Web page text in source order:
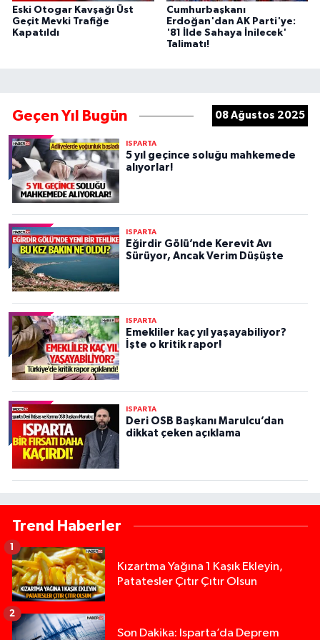
Eski Otogar Kavşağı Üst
Geçit Mevki Trafiğe
Kapatıldı
Cumhurbaşkanı
Erdoğan'dan AK Parti'ye:
'81 İlde Sahaya İnilecek'
Talimatı!
Geçen Yıl Bugün 08 Ağustos 2025
ISPARTA
5 yıl geçince soluğu mahkemede
alıyorlar!
ISPARTA
Eğirdir Gölü’nde Kerevit Avı
Sürüyor, Ancak Verim Düşüşte
ISPARTA
Emekliler kaç yıl yaşayabiliyor?
İşte o kritik rapor!
ISPARTA
Deri OSB Başkanı Marulcu’dan
dikkat çeken açıklama
Trend Haberler
Kızartma Yağına 1 Kaşık Ekleyin,
Patatesler Çıtır Çıtır Olsun
1
Son Dakika: Isparta’da Deprem
2